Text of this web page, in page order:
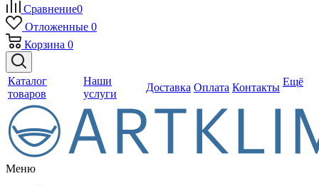
Сравнение0
Отложенные 0
Корзина 0
Каталог
товаров
Наши
услуги
Доставка Оплата Контакты Ещё
Меню